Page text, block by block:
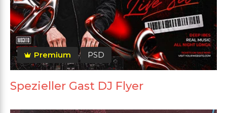
Premium PSD
Spezieller Gast DJ Flyer